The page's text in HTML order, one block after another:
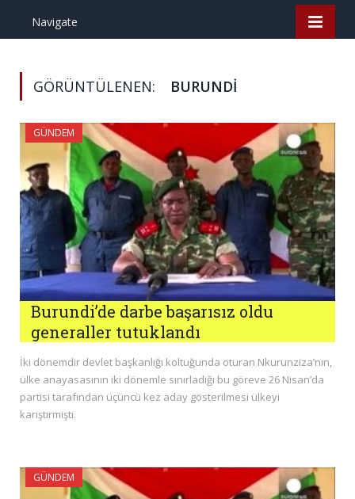
Navigate
GÖRÜNTÜLENEN: BURUNDI
GÜNDEM
Burundi’de darbe başarısız oldu
generaller tutuklandı
İki dönemdir devlet başkanlığı koltuğunda oturan Nkurunziza’nın,
ülke anayasasının iki dönemle sınırladığı bu göreve 26 Nisan’da
partisi tarafından üçüncü kez aday gösterilmesi ülkeyi
karıştırmıştı.
GÜNDEM